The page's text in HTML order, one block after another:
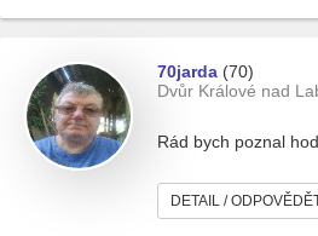
70jarda (70)
Dvůr Králové nad
Rád bych poznal
DETAIL /